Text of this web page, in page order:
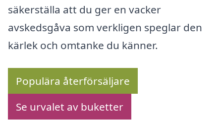
säkerställa att du ger en vacker
avskedsgåva som verkligen speglar den
kärlek och omtanke du känner.
Populära återförsäljare
Se urvalet av buketter